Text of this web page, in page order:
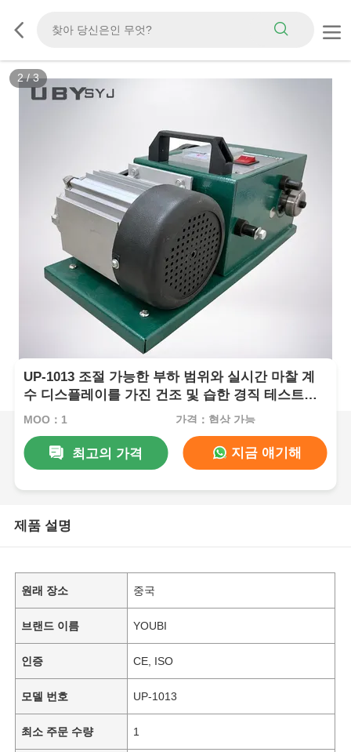
2/3
UP-1013 조절 가능한 부하 범위와 실시간 마찰 계
수 디스플레이를 가진 건조 및 습한 경직 테스트를
위한 마찰 테스트 기계
MOQ：1 가격：협상 가능
최고의 가격 지금 얘기해
제품 설명
원래 장소 중국
브랜드 이름 YOUBI
인증 CE, ISO
모델 번호 UP-1013
최소 주문 수량 1